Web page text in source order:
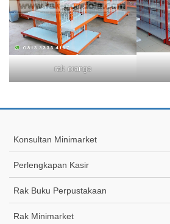
rak orange
Konsultan Minimarket
Perlengkapan Kasir
Rak Buku Perpustakaan
Rak Minimarket